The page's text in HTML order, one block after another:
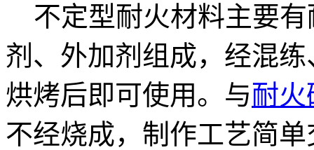
不定型耐火材料主要有
剂、外加剂组成，经混
烘烤后即可使用。与耐火
不经烧成，制作工艺简